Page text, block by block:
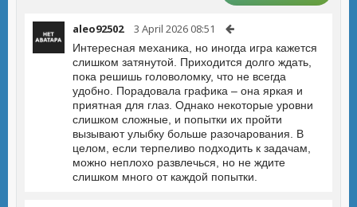
aleo92502 3 April 2026 08:51
Интересная механика, но иногда игра кажется
слишком затянутой. Приходится долго ждать,
пока решишь головоломку, что не всегда
удобно. Порадовала графика – она яркая и
приятная для глаз. Однако некоторые уровни
слишком сложные, и попытки их пройти
вызывают улыбку больше разочарования. В
целом, если терпеливо подходить к задачам,
можно неплохо развлечься, но не ждите
слишком много от каждой попытки.